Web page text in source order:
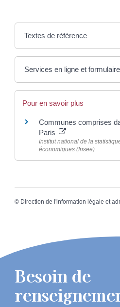
Textes de référence
Services en ligne et
Pour en savoir plus
Communes comprises
Paris
Institut national de la
économiques (Insee)
© Direction de l'information légale et
Besoin de